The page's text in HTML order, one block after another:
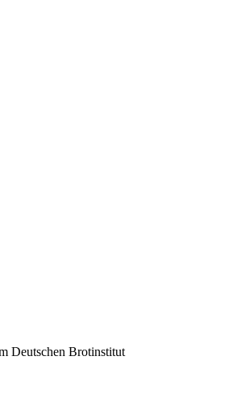
Deutschen Brotinstitut